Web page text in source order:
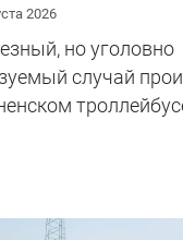
2026
но уголовно
случай